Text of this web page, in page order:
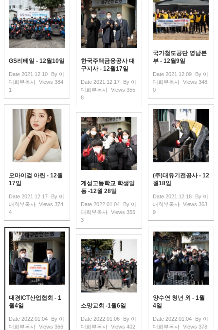
국가철도공단 영남본
부 - 12월9일
Date 2021.12.09 By 이
대희부목사 Views 348
0
GS리테일 - 12월10일
Date 2021.12.10 By 이
대희부목사 Views 384
1
한국주택금융공사 대
구지사 - 12월17일
Date 2021.12.17 By 이
대희부목사 Views 355
8
오마이걸 아린 - 12월
17일
Date 2021.12.17 By 이
대희부목사 Views 374
4
(주)대유기전공사 - 12
월18일
Date 2021.12.18 By 이
대희부목사 Views 363
9
계성고등학교 학생일
동 -12월 28일
Date 2022.01.04 By 이
대희부목사 Views 355
3
대경ICT산업협회 - 1
월4일
Date 2022.01.04 By 이
대희부목사 Views 366
양수연 청년 외 - 1월
4일
Date 2022.01.04 By 이
대희부목사 Views 378
소망교회 -1월6일
Date 2022.01.06 By 이
대희부목사 Views 402